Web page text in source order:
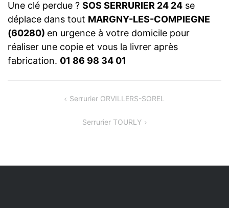
Une clé perdue ? SOS SERRURIER 24 24 se
déplace dans tout MARGNY-LES-COMPIEGNE
(60280) en urgence à votre domicile pour
réaliser une copie et vous la livrer après
fabrication. 01 86 98 34 01
NAVIGATION Serrurier ORVILLERS-SOREL
Serrurier TOURLY